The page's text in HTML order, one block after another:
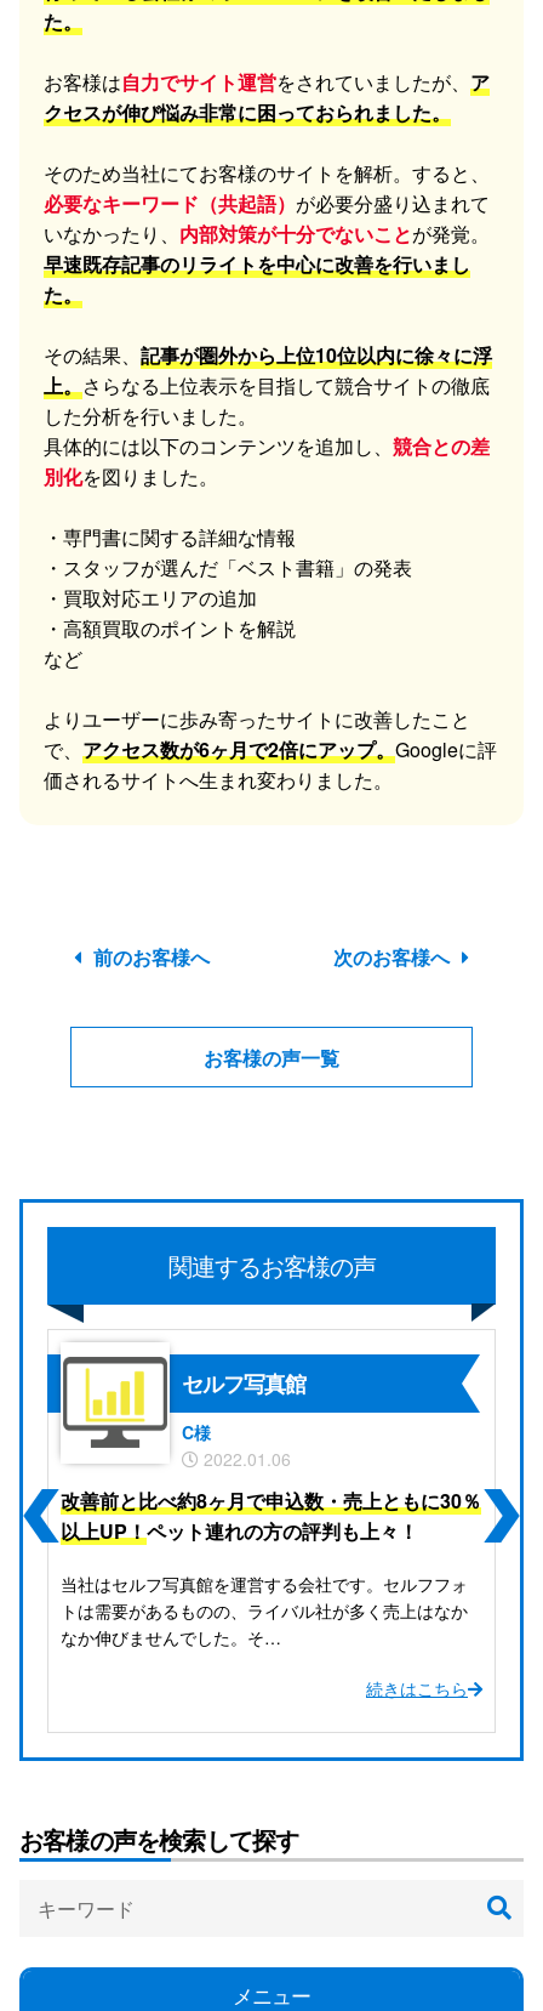
た。
お客様は自力でサイト運営をされていましたが、 ア
クセスが伸び悩み非常に困っておられました。
そのため当社にてお客様のサイトを解析。すると、
必要なキーワード（共起語） が必要分盛り込まれて
いなかったり、 内部対策が十分でないことが発覚。
早速既存記事のリライトを中心に改善を行いまし
た。
その結果、 記事が圏外から上位10位以内に徐々に浮
上。 さらなる上位表示を目指して競合サイトの徹底
した分析を行いました。
具体的には以下のコンテンツを追加し、 競合との差
別化を図りました。
・専門書に関する詳細な情報
・スタッフが選んだ「ベスト書籍」の発表
・買取対応エリアの追加
・高額買取のポイントを解説
など
よりユーザーに歩み寄ったサイトに改善したこと
で、 アクセス数が6ヶ月で2倍にアップ。 Googleに評
価されるサイトへ生まれ変わりました。
前のお客様へ
お客様の声一覧
次のお客様へ
関連するお客様の声
セルフ写真館
C様
2022.01.06
WEB集客
SEO対策
改善前と比べ約8ヶ月で申込数・売上ともに30％
以上UP！ ペット連れの方の評判も上々！
当社はセルフ写真館を運営する会社です。セルフフォ
トは需要があるものの、ライバル社が多く売上はなか
なか伸びませんでした。そ…
続きはこちら
お客様の声を検索して探す
メニュー